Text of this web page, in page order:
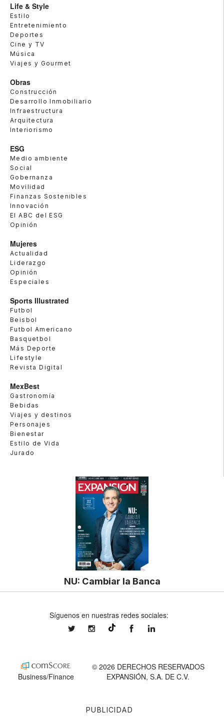
Life & Style
Estilo
Entretenimiento
Deportes
Cine y TV
Música
Viajes y Gourmet
Obras
Construcción
Desarrollo Inmobiliario
Infraestructura
Arquitectura
Interiorismo
ESG
Medio ambiente
Social
Gobernanza
Movilidad
Finanzas Sostenibles
Innovación
El ABC del ESG
Opinión
Mujeres
Actualidad
Liderazgo
Opinión
Especiales
Sports Illustrated
Futbol
Beisbol
Futbol Americano
Basquetbol
Más Deporte
Lifestyle
Revista Digital
MexBest
Gastronomía
Bebidas
Viajes y destinos
Personajes
Bienestar
Estilo de Vida
Jurado
NU: Cambiar la Banca
PUBLICIDAD
Síguenos en nuestras redes sociales:
expansionmxexpansionmx ExpansionMex
Business/Finance
© 2026 DERECHOS RESERVADOS
EXPANSIÓN, S.A. DE C.V.